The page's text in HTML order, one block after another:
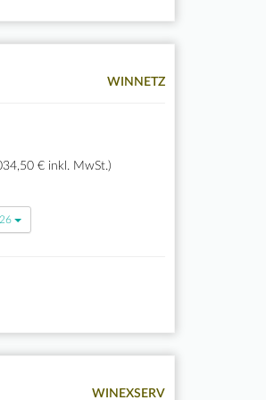
WINNETZ
€ inkl. MwSt.)
WINEXSERV